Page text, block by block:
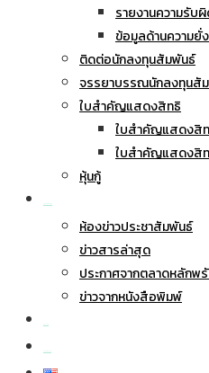
รายงานความรั
ข้อมูลด้านความยั่
ติดต่อนักลงทุนสัมพันธ์
จรรยาบรรณนักลงทุนสั
ใบสำคัญแสดงสิทธิ
ใบสำคัญแสดงสิท
ใบสำคัญแสดงสิ
หุ้นกู้
ห้องข่าวประชาสัมพันธ์
ข่าวสารล่าสุด
ประกาศจากตลาดหลักพ
ข่าวจากหนังสือพิมพ์